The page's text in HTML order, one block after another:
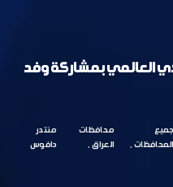
العالمي بمشاركة وفد
جميع
المحافظات
محافظات
العراق
منتدر
دافوس